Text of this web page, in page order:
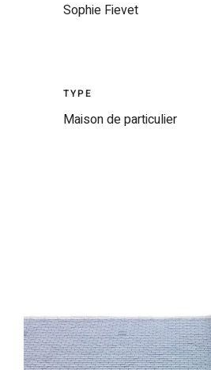
Sophie Fievet
TYPE
Maison de particulier